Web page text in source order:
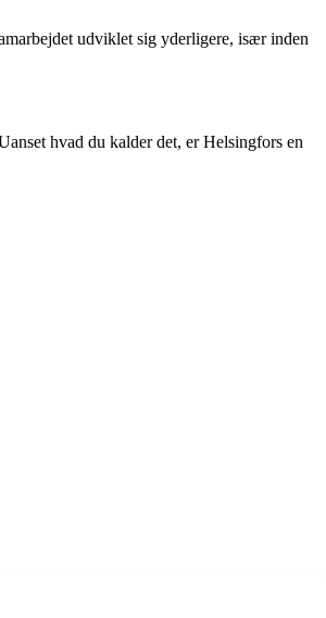
udviklet sig yderligere, især inden
hvad du kalder det, er Helsingfors en